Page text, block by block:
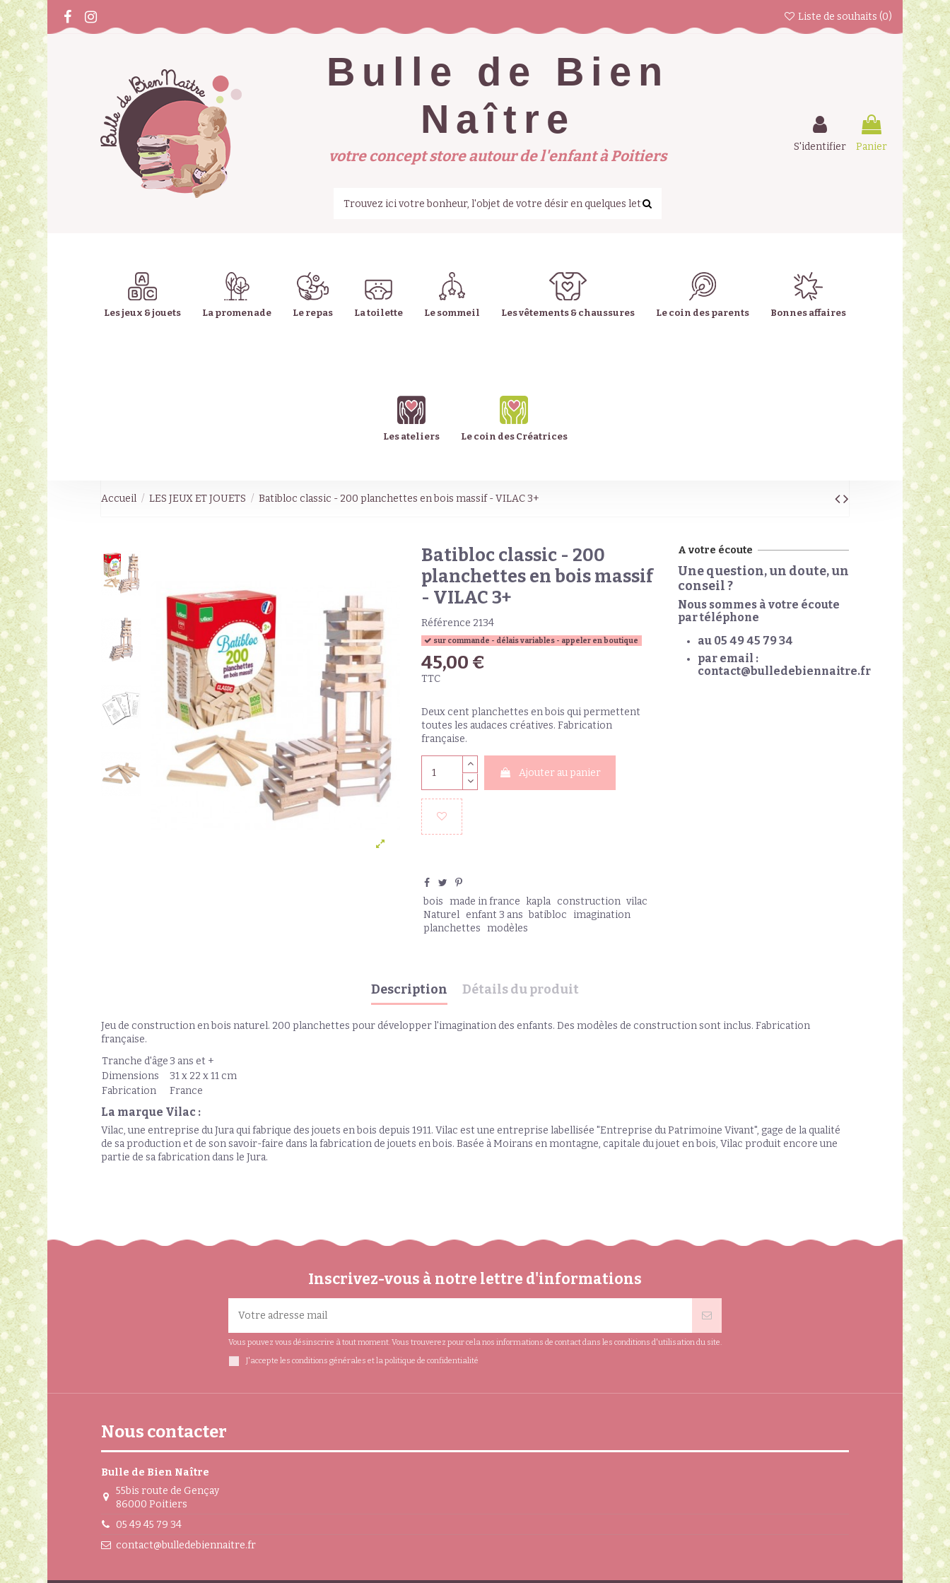
Liste de souhaits (0)
Bulle de Bien
Naître
votre concept store autour de l'enfant à Poitiers
S'identifier Panier
Les jeux & jouets La promenade Le repas La toilette Le sommeil Les vêtements & chaussures Le coin des parents Bonnes affaires
Les ateliers Le coin des Créatrices
Accueil LES JEUX ET JOUETS Batibloc classic - 200 planchettes en bois massif - VILAC 3+
Batibloc classic - 200
planchettes en bois massif
- VILAC 3+
Référence 2134
sur commande - délais variables - appeler en boutique
45,00 €
TTC
Deux cent planchettes en bois qui permettent
toutes les audaces créatives. Fabrication
française.
Ajouter au panier
bois made in france kapla construction vilac
Naturel enfant 3 ans batibloc
imagination
planchettes modèles
A votre écoute
Une question, un doute, un
conseil ?
Nous sommes à votre écoute
par téléphone
au 05 49 45 79 34
par email :
contact@bulledebiennaitre.fr
Description Détails du produit
Jeu de construction en bois naturel. 200 planchettes pour développer l'imagination des enfants. Des modèles de construction sont inclus. Fabrication
française.
Tranche d'âge3 ans et +
Dimensions
31 x 22 x 11 cm
Fabrication
France
La marque Vilac :
Vilac, une entreprise du Jura qui fabrique des jouets en bois depuis 1911. Vilac est une entreprise labellisée "Entreprise du Patrimoine Vivant", gage de la qualité
de sa production et de son savoir-faire dans la fabrication de jouets en bois. Basée à Moirans en montagne, capitale du jouet en bois, Vilac produit encore une
partie de sa fabrication dans le Jura.
Inscrivez-vous à notre lettre d'informations
Vous pouvez vous désinscrire à tout moment. Vous trouverez pour cela nos informations de contact dans les conditions d'utilisation du site.
J'accepte les conditions générales et la politique de confidentialité
Nous contacter
Bulle de Bien Naître
55bis route de Gençay
86000 Poitiers
05 49 45 79 34
contact@bulledebiennaitre.fr